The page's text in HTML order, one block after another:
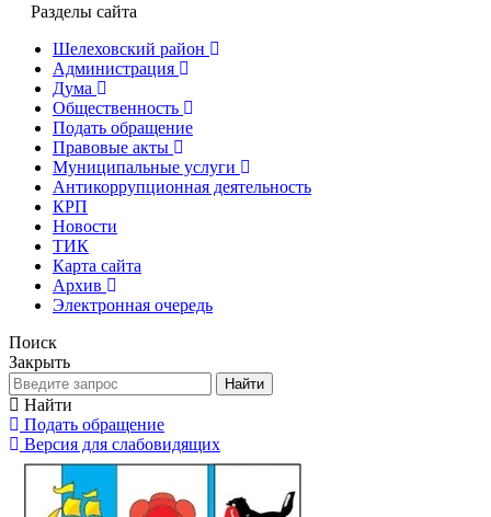
Разделы сайта
Шелеховский район
Администрация
Дума
Общественность
Подать обращение
Правовые акты
Муниципальные услуги
Антикоррупционная деятельность
КРП
Новости
ТИК
Карта сайта
Архив
Электронная очередь
Поиск
Закрыть
Найти
Найти
Подать обращение
Версия для слабовидящих